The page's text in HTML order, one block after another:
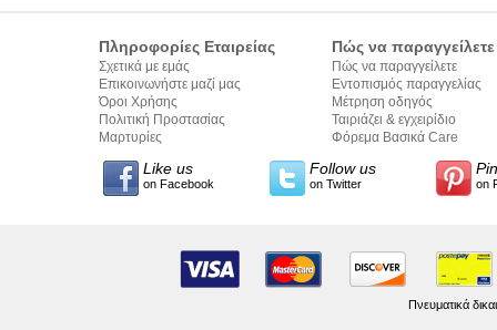
Πληροφορίες Εταιρείας
Σχετικά με εμάς
Επικοινωνήστε μαζί μας
Όροι Χρήσης
Πολιτική Προστασίας
Προσωπικών Δεδομένων
Μαρτυρίες
Πώς να παραγγείλετε
Πώς να παραγγείλετε
Εντοπισμός παραγγελίας
Μέτρηση οδηγός
Ταιριάζει & εγχειρίδιο
σύνταξης κειμένων
Φόρεμα Βασικά Care
Like us
on Facebook
Follow us
on Twitter on
Πνευματικά